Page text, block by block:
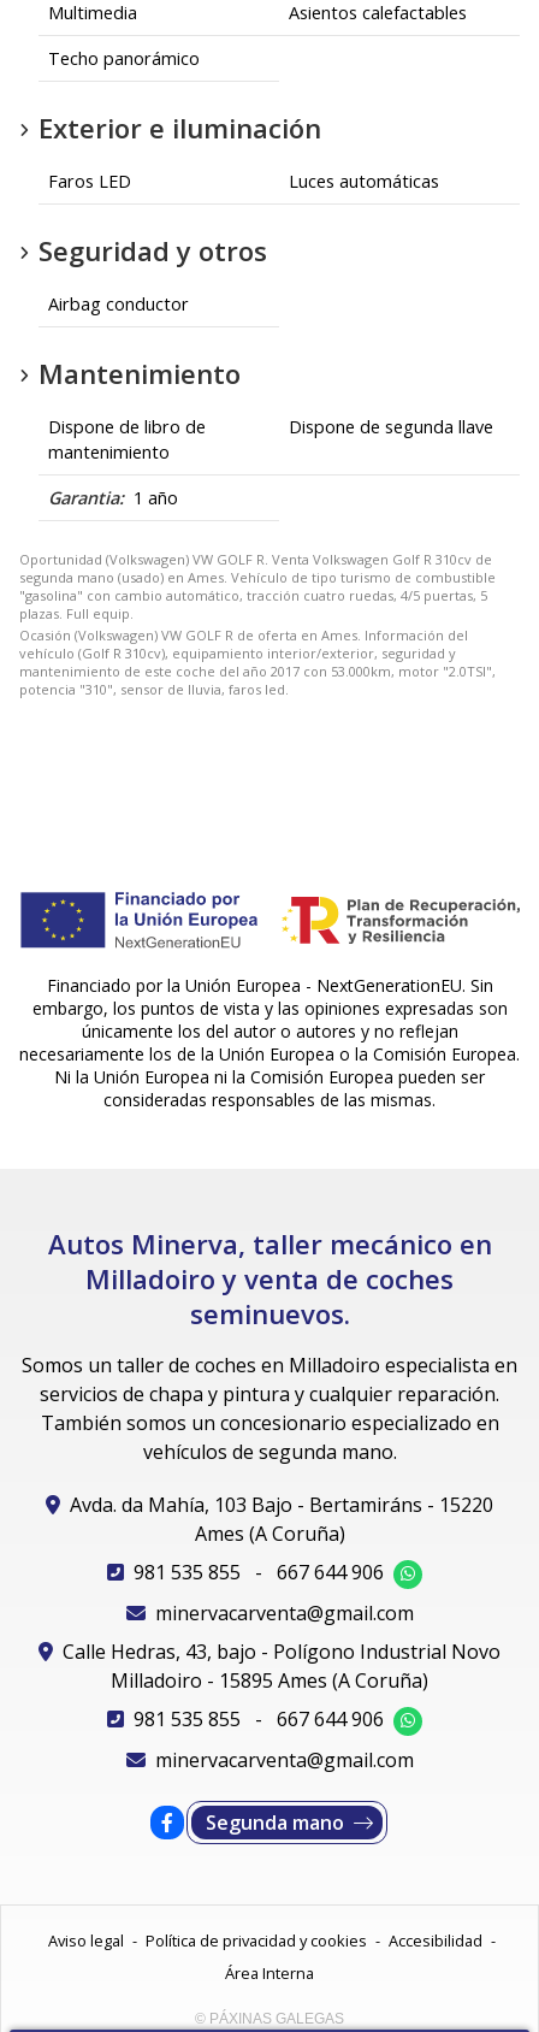
Multimedia
Asientos calefactables
Techo panorámico
Exterior e iluminación
Faros LED Luces automáticas
Seguridad y otros
Airbag conductor
Mantenimiento
Dispone de libro de
mantenimiento
Dispone de segunda llave
Garantia: 1 año
Oportunidad (Volkswagen) VW GOLF R. Venta Volkswagen Golf R 310cv de
segunda mano (usado) en Ames. Vehículo de tipo turismo de combustible
"gasolina" con cambio automático, tracción cuatro ruedas, 4/5 puertas, 5
plazas. Full equip.
Ocasión (Volkswagen) VW GOLF R de oferta en Ames. Información del
vehículo (Golf R 310cv), equipamiento interior/exterior, seguridad y
mantenimiento de este coche del año 2017 con 53.000km, motor "2.0TSI",
potencia "310", sensor de lluvia, faros led.
Financiado por la Unión Europea - NextGenerationEU. Sin
embargo, los puntos de vista y las opiniones expresadas son
únicamente los del autor o autores y no reflejan
necesariamente los de la Unión Europea o la Comisión Europea.
Ni la Unión Europea ni la Comisión Europea pueden ser
consideradas responsables de las mismas.
Autos Minerva, taller mecánico en
Milladoiro y venta de coches
seminuevos.
Somos un taller de coches en Milladoiro especialista en
servicios de chapa y pintura y cualquier reparación.
También somos un concesionario especializado en
vehículos de segunda mano.
Avda. da Mahía, 103 Bajo - Bertamiráns - 15220
Ames (A Coruña)
981 535 855
- 667 644 906
minervacarventa@gmail.com
Calle Hedras, 43, bajo - Polígono Industrial Novo
Milladoiro - 15895 Ames (A Coruña)
981 535 855
- 667 644 906
minervacarventa@gmail.com
Segunda mano
Aviso legal - Política de privacidad y cookies - Accesibilidad -
Área Interna
© PÁXINAS GALEGAS